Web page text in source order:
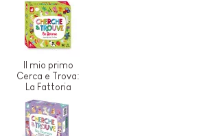
Il mio primo
Cerca e Trova:
La Fattoria